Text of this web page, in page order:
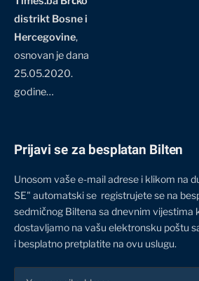
distrikt Bosne i
Hercegovine,
osnovan je dana
25.05.2020.
godine…
Prijavi se za besplatan Bilten
Unosom vaše e-mail adrese i klikom na
SE" automatski se registrujete se na
sedmičnog Biltena sa dnevnim vijestima
dostavljamo na vašu elektronsku poštu
i besplatno pretplatite na ovu uslugu.